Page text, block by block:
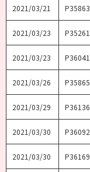
2021/03/21 P35863
2021/03/23 P35261
2021/03/23 P36041
2021/03/26 P35865
2021/03/29 P36136
2021/03/30 P36092
2021/03/30 P36169